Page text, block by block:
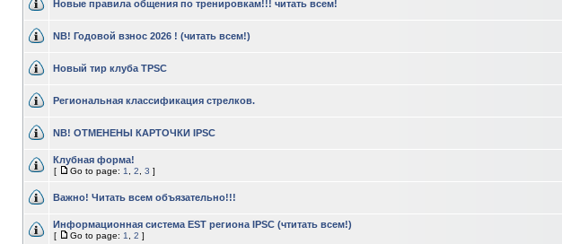
Новые правила общения по тренировкам!!! читать всем!
NB! Годовой взнос 2026 ! (читать всем!)
Новый тир клуба TPSC
Региональная классификация стрелков.
NB! ОТМЕНЕНЫ КАРТОЧКИ IPSC
Клубная форма!
[ Go to page: 1 2 3 ]
Важно! Читать всем объязательно!!!
Информационная система EST региона IPSC (чтитать всем!)
[ Go to page: 1 2 ]